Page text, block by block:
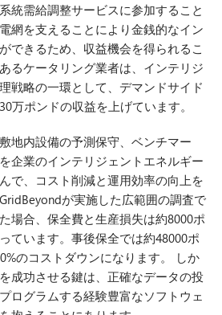
統需給調整サービスに参加すること
網を支えることにより金銭的なイン
できるため、収益機会を得られるこ
るケータリング業者は、インテリジ
戦略の一環として、デマンドサイド
万ポンドの収益を上げています。
地内設備の予測保守、ベンチマー
企業のインテリジェントエネルギー
で、コスト削減と運用効率の向上を
が実施した広範囲の調査で
場合、保全費と生産損失は約8000ポ
ています。事後保全では約48000ポ
のコストダウンになります。 しか
成功させる鍵は、正確なデータの投
ログラムする経験豊富なソフトウェ